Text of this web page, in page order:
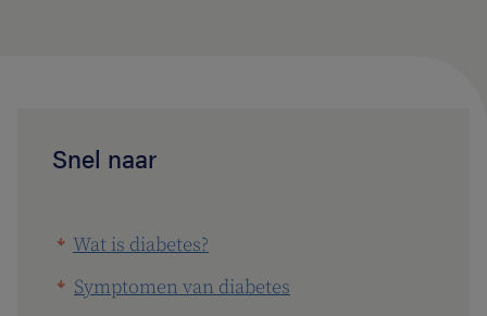
Snel naar
Wat is diabetes?
Symptomen van diabetes